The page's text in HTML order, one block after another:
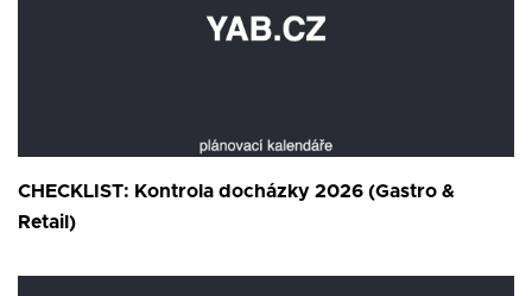
CHECKLIST: Kontrola docházky 2026 (Gastro &
Retail)